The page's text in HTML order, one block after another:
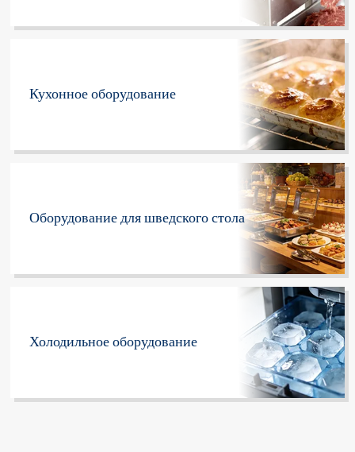
Кухонное оборудование
Оборудование для шведского стола
Холодильное оборудование